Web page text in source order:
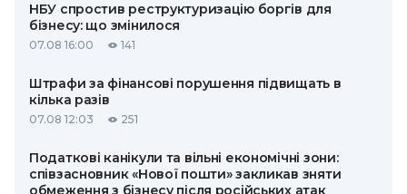
НБУ спростив реструктуризацію боргів для
бізнесу: що змінилося
07.08 16:00 141
Штрафи за фінансові порушення підвищать в
кілька разів
07.08 12:03 251
Податкові канікули та вільні економічні зони:
співзасновник «Нової пошти» закликав зняти
обмеження з бізнесу після російських атак